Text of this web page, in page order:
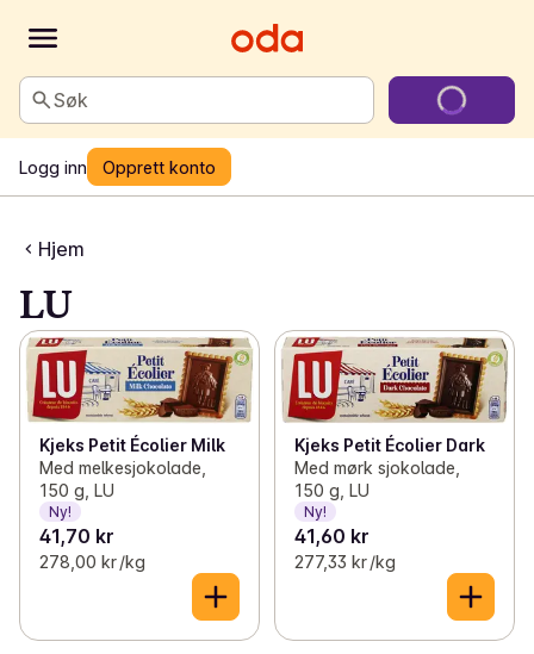
Søk
Logg inn Opprett konto
Hjem
LU
Kjeks Petit Écolier Milk
Med melkesjokolade,
150 g, LU
Ny!
41,70 kr
278,00 kr /kg
Kjeks Petit Écolier Dark
Med mørk sjokolade,
150 g, LU
Ny!
41,60 kr
277,33 kr /kg